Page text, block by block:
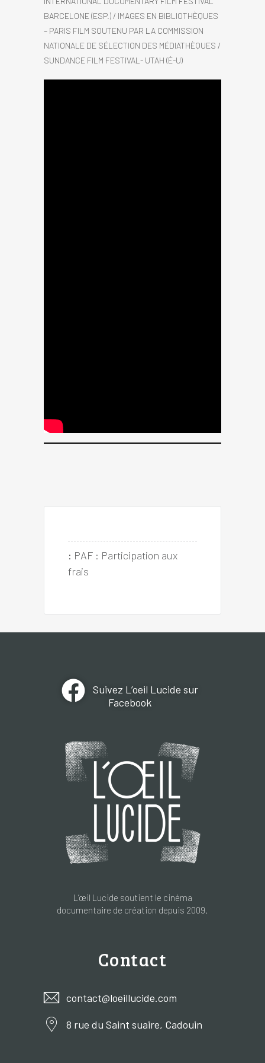
BARCELONE (ESP.) / IMAGES EN BIBLIOTHÈQUES
– PARIS FILM SOUTENU PAR LA COMMISSION
NATIONALE DE SÉLECTION DES MÉDIATHÈQUES /
SUNDANCE FILM FESTIVAL- UTAH (É-U)
: PAF : Participation aux
frais
Suivez L’oeil Lucide sur
Facebook
L’œil Lucide soutient le cinéma
documentaire de création depuis 2009.
Contact
contact@loeillucide.com
8 rue du Saint suaire, Cadouin